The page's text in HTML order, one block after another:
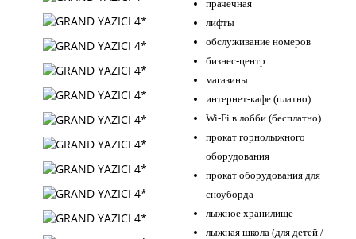
прачечная
лифты
обслуживание номеров
бизнес-центр
магазины
интернет-кафе (платно)
Wi-Fi в лобби (бесплатно)
прокат горнолыжного
оборудования
прокат оборудования для
сноуборда
лыжное хранилище
лыжная школа (для детей /